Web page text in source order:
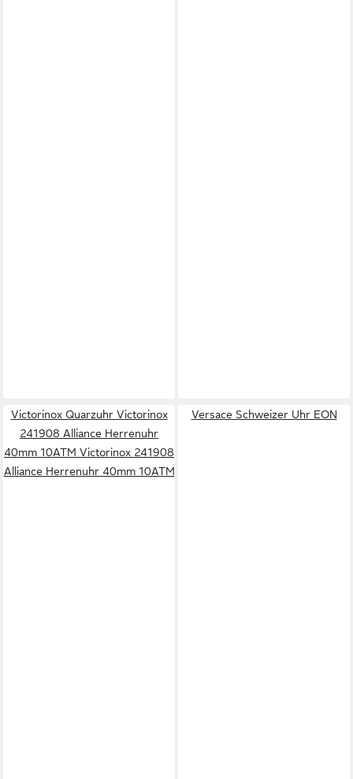
Victorinox Quarzuhr Victorinox
241908 Alliance Herrenuhr
40mm 10ATM Victorinox 241908
Alliance Herrenuhr 40mm 10ATM
Versace Schweizer Uhr EON